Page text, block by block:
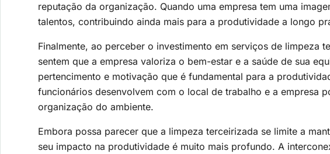
reputação da organização. Quando uma empresa tem uma
talentos, contribuindo ainda mais para a produtividade a longo
Finalmente, ao perceber o investimento em serviços de limpeza
sentem que a empresa valoriza o bem-estar e a saúde de sua
pertencimento e motivação que é fundamental para a
funcionários desenvolvem com o local de trabalho e a empresa
organização do ambiente.
Embora possa parecer que a limpeza terceirizada se limite a
seu impacto na produtividade é muito mais profundo. A